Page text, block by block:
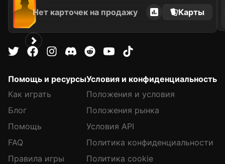
Нет карточек на продажу Карты
Помощь и ресурсы
Как играть
Блог
Помощь
FAQ
Правила игры
Условия и конфиденциальность
Положения и условия
Положения рынка
Условия API
Политика конфиденциальности
Политика cookie